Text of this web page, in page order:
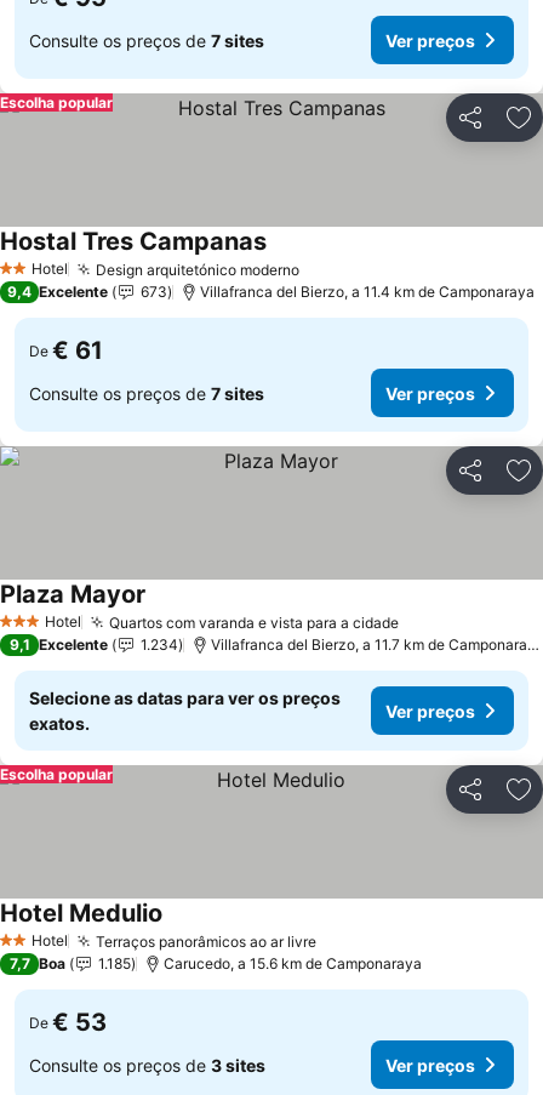
Consulte os preços de 7 sites Ver preços
Partilhar
Escolha popular
2 Estrelas
Hotel Design arquitetónico moderno
Hostal Tres Campanas
9,4 Excelente 673 Villafranca del Bierzo, a 11.4 km de Camponaraya
De € 61
Consulte os preços de 7 sites Ver preços
Partilhar
3 EstrelasHotel Quartos com varanda e vista para a cidade
Plaza Mayor
9,1 Excelente 1.234 Villafranca del Bierzo, a 11.7 km de Camponaraya
Selecione as datas para ver os preços
exatos.
Ver preços
Partilhar
Escolha popular
2 Estrelas
Hotel Terraços panorâmicos ao ar livre
Hotel Medulio
7,7 Boa 1.185 Carucedo, a 15.6 km de Camponaraya
De € 53
Consulte os preços de 3 sites Ver preços